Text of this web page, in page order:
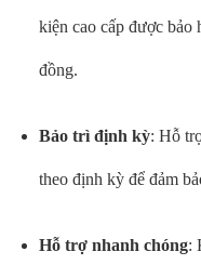
kiện cao cấp được bảo
đồng.
Bảo trì định kỳ: Hỗ
theo định kỳ để đảm
Hỗ trợ nhanh chóng: